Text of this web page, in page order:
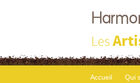
Les
Accueil Qui